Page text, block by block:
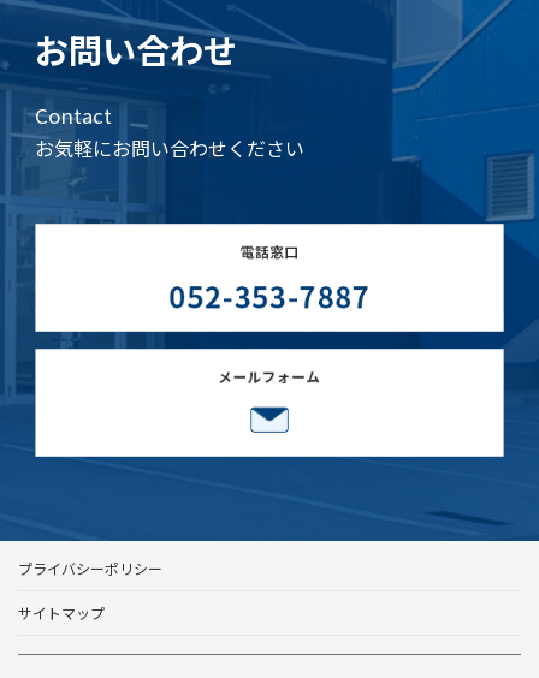
お問い合わせ
Contact
お気軽にお問い合わせください
プライバシーポリシー
サイトマップ